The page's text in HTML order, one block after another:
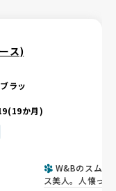
ス)
ラッ
(19か月)
W&Bのスムー
ス美人。人懐っこ